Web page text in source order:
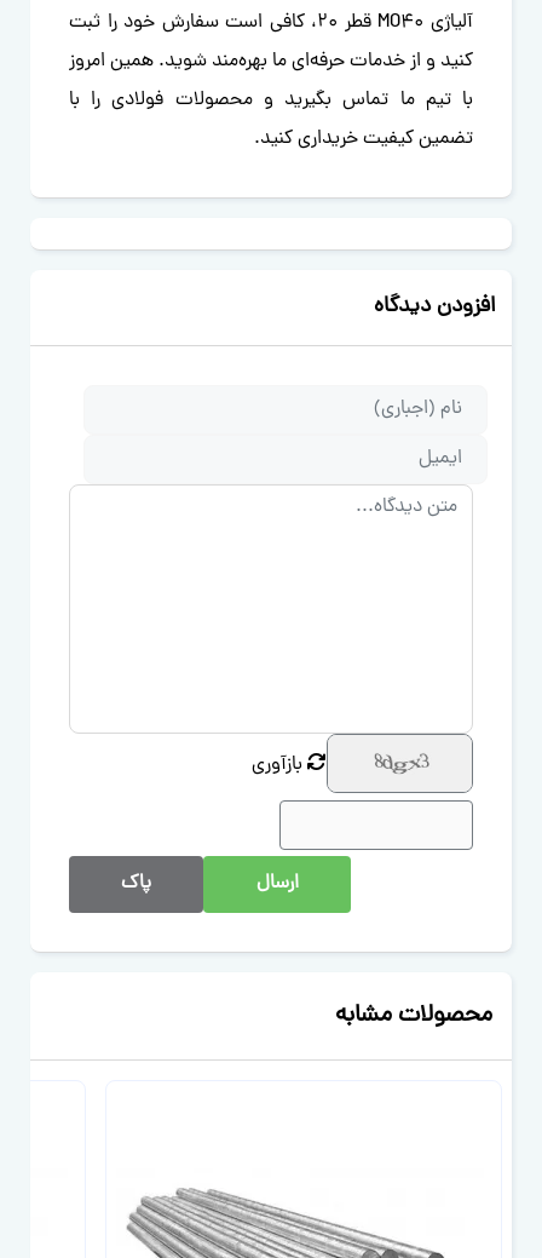
آلیاژی MO40 قطر 20، کافی است سفارش خود را ثبت
کنید و از خدمات حرفه‌ای ما بهره‌مند شوید. همین امروز
با تیم ما تماس بگیرید و محصولات فولادی را با
تضمین کیفیت خریداری کنید.
محصولات مشابه
افزودن دیدگاه
متن دیدگاه
بازآوری
ارسال پاک